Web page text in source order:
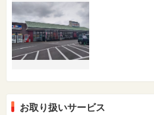
お取り扱いサービス